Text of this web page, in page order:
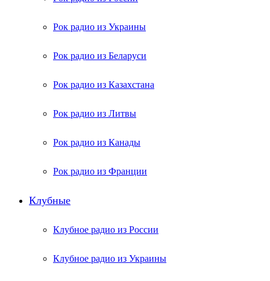
Рок радио из Украины
Рок радио из Беларуси
Рок радио из Казахстана
Рок радио из Литвы
Рок радио из Канады
Рок радио из Франции
Клубные
Клубное радио из России
Клубное радио из Украины